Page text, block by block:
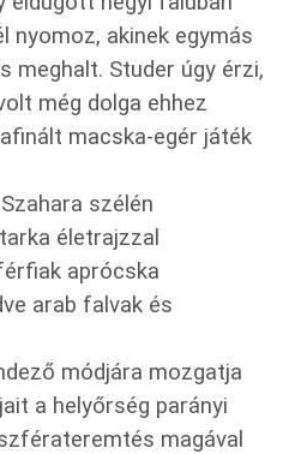
nyomoz, akinek egymás
meghalt. Studer úgy érzi,
még dolga ehhez
macska-egér játék
szélén
életrajzzal
aprócska
arab falvak és
módjára mozgatja
a helyőrség parányi
magával